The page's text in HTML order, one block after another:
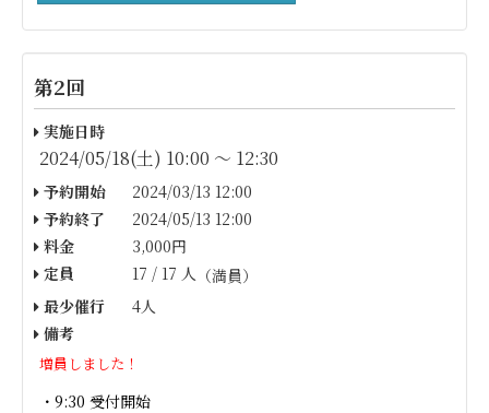
第2回
実施日時
2024/05/18(土) 10:00 〜 12:30
予約開始
2024/03/13 12:00
予約終了
2024/05/13 12:00
料金
3,000円
定員
17 / 17 人 （満員）
最少催行
4人
備考
増員しました！
・9:30 受付開始